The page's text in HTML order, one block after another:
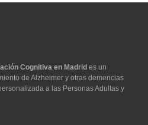
Cognitiva en Madrid es un
de Alzheimer y otras demencias
a las Personas Adultas y